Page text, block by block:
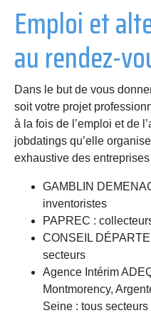
Emploi et
au rendez-
Dans le but de vous
soit votre projet
à la fois de l’emploi et de
jobdatings qu’elle
exhaustive des
GAMBLIN
inventoristes
PAPREC :
CONSEIL
secteurs
Agence Intérim
Montmorency,
Seine : tous secteurs